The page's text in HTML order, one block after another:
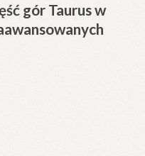
gór Taurus w